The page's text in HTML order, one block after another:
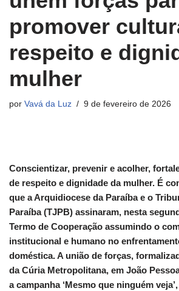
promover
respeito e
mulher
por Vavá da Luz 9 de fevereiro de 2026
Conscientizar, prevenir e acolher,
de respeito e dignidade da mulher. É
que a Arquidiocese da Paraíba e o
Paraíba (TJPB) assinaram, nesta
Termo de Cooperação assumindo o
institucional e humano no
doméstica. A união de forças,
da Cúria Metropolitana, em João
a campanha ‘Mesmo que ninguém